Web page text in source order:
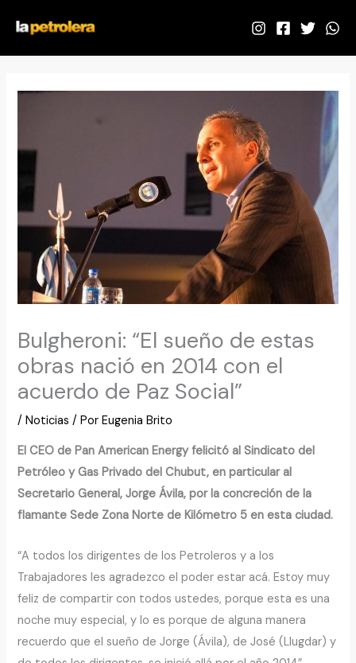
contenido
Bulgheroni: “El sueño de estas
obras nació en 2014 con el
acuerdo de Paz Social”
/Noticias / PorEugenia Brito
El CEO de Pan American Energy felicitó al Sindicato del
Petróleo y Gas Privado del Chubut, en particular al
Secretario General, Jorge Ávila, por la concreción de la
flamante Sede Zona Norte de Kilómetro 5 en esta ciudad.
“A todos los dirigentes de los Petroleros y a los
Trabajadores les agradezco el poder estar acá. Estoy muy
feliz de compartir con todos ustedes, porque esta es una
noche muy especial, y lo es porque de alguna manera
recuerdo que el sueño de Jorge (Ávila), de José (Llugdar) y